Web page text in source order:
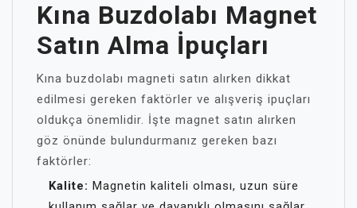
Kına Buzdolabı Magnet
Satın Alma İpuçları
Kına buzdolabı magneti satın alırken dikkat
edilmesi gereken faktörler ve alışveriş ipuçları
oldukça önemlidir. İşte magnet satın alırken
göz önünde bulundurmanız gereken bazı
faktörler:
Kalite: Magnetin kaliteli olması, uzun süre